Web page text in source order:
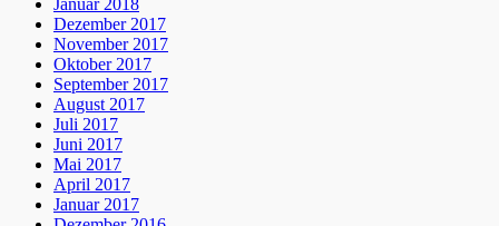
Dezember 2017
November 2017
Oktober 2017
September 2017
August 2017
Juli 2017
Juni 2017
Mai 2017
April 2017
Januar 2017